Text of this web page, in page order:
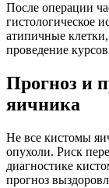
После операции
гистологическое
атипичные
проведение
Прогноз и
яичника
Не все кистомы
опухоли. Риск
диагностике
прогноз